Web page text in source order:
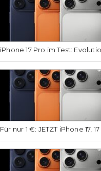
iPhone 17 Pro im Test:
Für nur 1 €: JETZT iPhone 17,